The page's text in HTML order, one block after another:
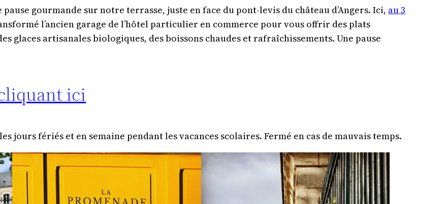
gourmande sur notre terrasse, juste en face du pont-levis du château d’Angers. Ici, au 3
l’ancien garage de l’hôtel particulier en commerce pour vous offrir des plats
glaces artisanales biologiques, des boissons chaudes et rafraîchissements. Une pause
ici
jours fériés et en semaine pendant les vacances scolaires. Fermé en cas de mauvais temps.